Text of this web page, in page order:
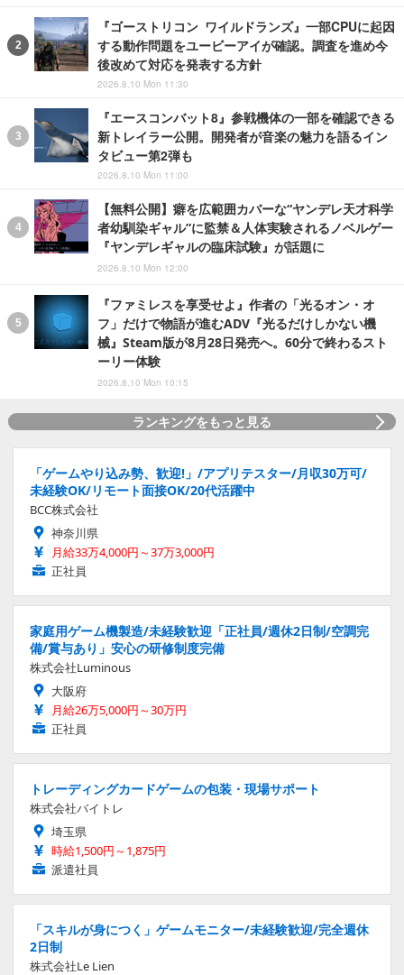
『ゴーストリコン ワイルドランズ』一部CPUに起因
する動作問題をユービーアイが確認。調査を進め今
後改めて対応を発表する方針
2026.8.10 Mon 11:30
『エースコンバット8』参戦機体の一部を確認できる
新トレイラー公開。開発者が音楽の魅力を語るイン
タビュー第2弾も
2026.8.10 Mon 11:00
【無料公開】癖を広範囲カバーな“ヤンデレ天才科学
者幼馴染ギャル”に監禁＆人体実験されるノベルゲー
『ヤンデレギャルの臨床試験』が話題に
2026.8.10 Mon 12:00
『ファミレスを享受せよ』作者の「光るオン・オ
フ」だけで物語が進むADV『光るだけしかない機
械』Steam版が8月28日発売へ。60分で終わるスト
ーリー体験
2026.8.10 Mon 10:15
ランキングをもっと見る
「ゲームやり込み勢、歓迎!」/アプリテスター/月収30万可/
未経験OK/リモート面接OK/20代活躍中
BCC株式会社
神奈川県
月給33万4,000円～37万3,000円
正社員
家庭用ゲーム機製造/未経験歓迎「正社員/週休2日制/空調完
備/賞与あり」安心の研修制度完備
株式会社Luminous
大阪府
月給26万5,000円～30万円
正社員
トレーディングカードゲームの包装・現場サポート
株式会社バイトレ
埼玉県
時給1,500円～1,875円
派遣社員
「スキルが身につく」ゲームモニター/未経験歓迎/完全週休
2日制
株式会社Le Lien